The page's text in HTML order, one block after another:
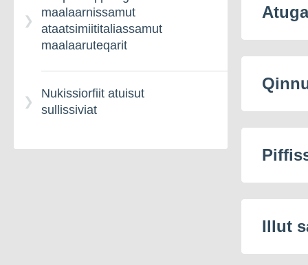
maalaarnissamut
ataatsimiititaliassamut
maalaaruteqarit
Nukissiorfiit atuisut
sullissiviat
Illut